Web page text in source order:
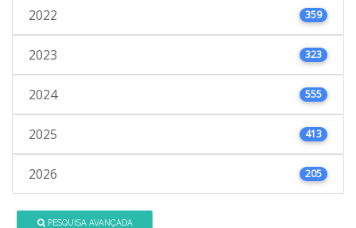
2022 359
2023 323
2024 555
2025 413
2026 205
PESQUISA AVANÇADA